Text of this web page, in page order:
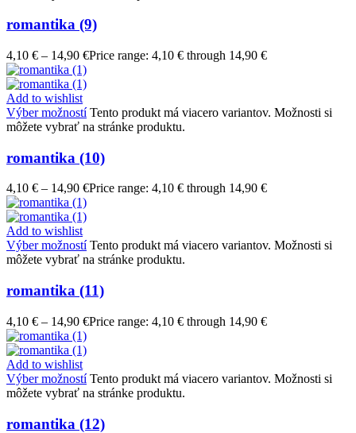
romantika (9)
4,10 € – 14,90 €Price range: 4,10 € through 14,90 €
Add to wishlist
Výber možností Tento produkt má viacero variantov. Možnosti si
môžete vybrať na stránke produktu.
romantika (10)
4,10 € – 14,90 €Price range: 4,10 € through 14,90 €
Add to wishlist
Výber možností Tento produkt má viacero variantov. Možnosti si
môžete vybrať na stránke produktu.
romantika (11)
4,10 € – 14,90 €Price range: 4,10 € through 14,90 €
Add to wishlist
Výber možností Tento produkt má viacero variantov. Možnosti si
môžete vybrať na stránke produktu.
romantika (12)